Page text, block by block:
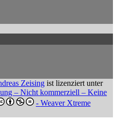
Zeising ist lizenziert unter
– Nicht kommerziell – Keine
- Weaver Xtreme